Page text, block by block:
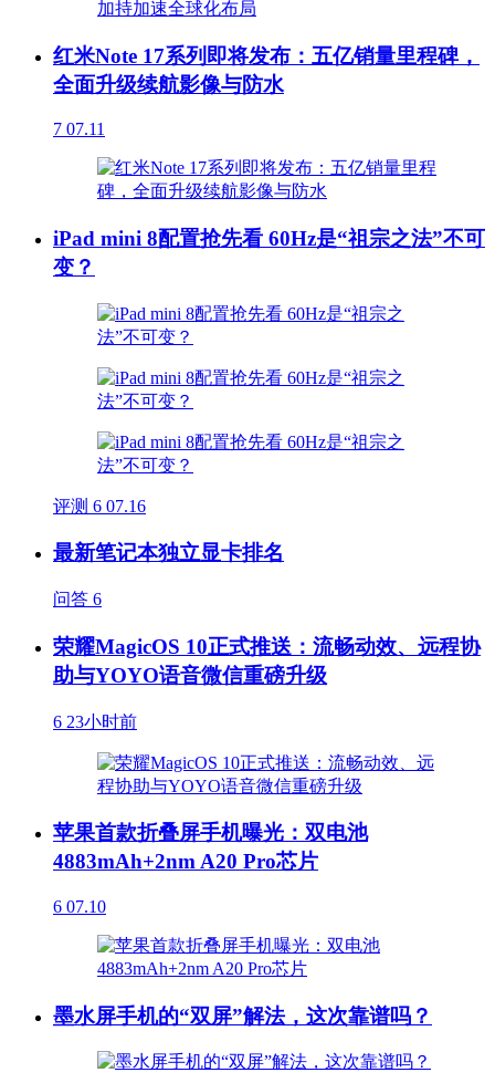
红米Note 17系列即将发布：五亿销量里程碑，
全面升级续航影像与防水
7 07.11
iPad mini 8配置抢先看 60Hz是“祖宗之法”不可
变？
评测 6 07.16
最新笔记本独立显卡排名
问答 6
荣耀MagicOS 10正式推送：流畅动效、远程协
助与YOYO语音微信重磅升级
6 23小时前
苹果首款折叠屏手机曝光：双电池
4883mAh+2nm A20 Pro芯片
6 07.10
墨水屏手机的“双屏”解法，这次靠谱吗？